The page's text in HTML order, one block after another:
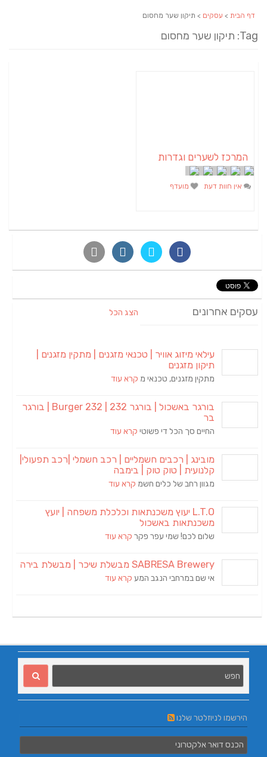
דף הבית > עסקים > תיקון שער מחסום
Tag: תיקון שער מחסום
המרכז לשערים וגדרות
אין חוות דעת מועדף
עסקים אחרונים הצג הכל
עילאי מיזוג אוויר | טכנאי מזגנים | מתקין מזגנים |
תיקון מזגנים
מתקין מזגנים, טכנאי מ קרא עוד
בורגר באשכול | בורגר 232 | Burger 232 | בורגר
בר
החיים סך הכל די פשוטי קרא עוד
מובינג | רכבים חשמליים | רכב חשמלי |רכב תפעולי|
קלנועית | טוק טוק | בימבה
מגוון רחב של כלים חשמ קרא עוד
L.T.O יעוץ משכנתאות וכלכלת משפחה | יועץ
משכנתאות באשכול
שלום לכם! שמי עפר פקר קרא עוד
SABRESA Brewery מבשלת שיכר | מבשלת בירה
אי שם במרחבי הנגב המע קרא עוד
הירשמו לניוזלטר שלנו